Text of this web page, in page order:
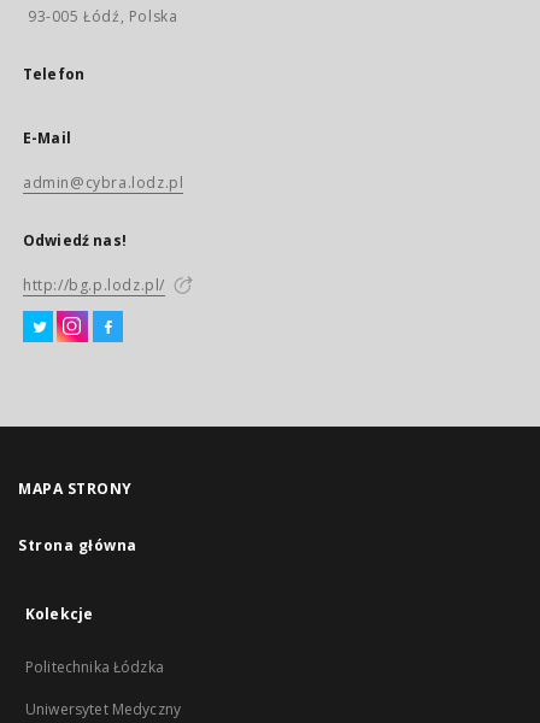
93-005 Łódź, Polska
Telefon
E-Mail
admin@cybra.lodz.pl
Odwiedź nas!
http://bg.p.lodz.pl/
MAPA STRONY
Strona główna
Kolekcje
Politechnika Łódzka
Uniwersytet Medyczny